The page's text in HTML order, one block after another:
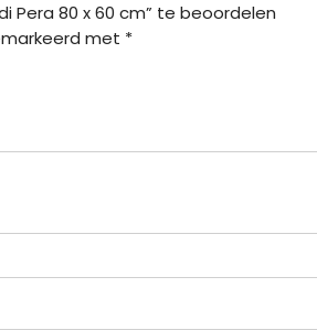
Pera 80 x 60 cm” te beoordelen
met *